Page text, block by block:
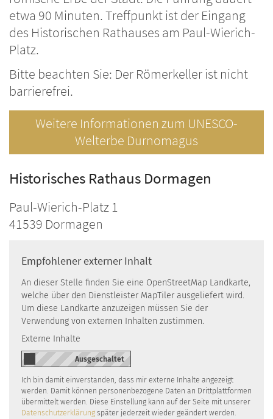
etwa 90 Minuten. Treffpunkt ist der Eingang
des Historischen Rathauses am Paul-Wierich-
Platz.
Bitte beachten Sie: Der Römerkeller ist nicht
barrierefrei.
Weitere Informationen zum UNESCO-
Welterbe Durnomagus
Historisches Rathaus Dormagen
Paul-Wierich-Platz 1
41539 Dormagen
Empfohlener externer Inhalt
An dieser Stelle finden Sie eine OpenStreetMap Landkarte,
welche über den Dienstleister MapTiler ausgeliefert wird.
Um diese Landkarte anzuzeigen müssen Sie der
Verwendung von externen Inhalten zustimmen.
Externe Inhalte
Ich bin damit einverstanden, dass mir externe Inhalte angezeigt
werden. Damit können personenbezogene Daten an Drittplattformen
übermittelt werden. Diese Einstellung kann auf der Seite mit unserer
Datenschutzerklärung später jederzeit wieder geändert werden.